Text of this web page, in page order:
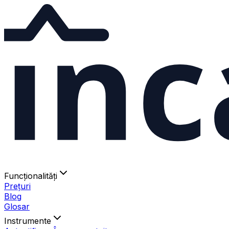
Funcționalități
Prețuri
Blog
Glosar
Instrumente